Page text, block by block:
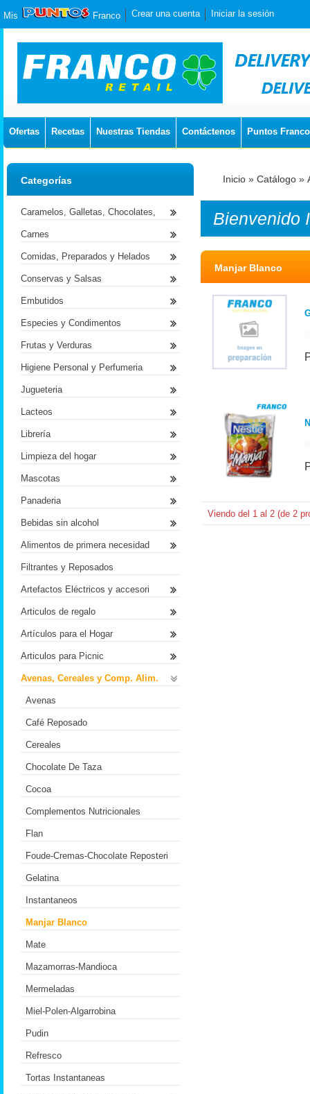
Mis Franco Crear una cuenta Iniciar la sesión
Ofertas Recetas Nuestras Tiendas Contáctenos Puntos Franco
Inicio » Catálogo »
Bienvenido
Manjar Blanco
Viendo del 1 al 2 (de 2
Categorías
Caramelos, Galletas, Chocolates,
Carnes
Comidas, Preparados y Helados
Conservas y Salsas
Embutidos
Especies y Condimentos
Frutas y Verduras
Higiene Personal y Perfumeria
Jugueteria
Lacteos
Librería
Limpieza del hogar
Mascotas
Panaderia
Bebidas sin alcohol
Alimentos de primera necesidad
Filtrantes y Reposados
Artefactos Eléctricos y accesori
Articulos de regalo
Artículos para el Hogar
Articulos para Picnic
Avenas, Cereales y Comp. Alim.
Avenas
Café Reposado
Cereales
Chocolate De Taza
Cocoa
Complementos Nutricionales
Flan
Foude-Cremas-Chocolate Reposteri
Gelatina
Instantaneos
Manjar Blanco
Mate
Mazamorras-Mandioca
Mermeladas
Miel-Polen-Algarrobina
Pudin
Refresco
Tortas Instantaneas